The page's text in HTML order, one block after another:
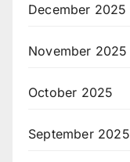
December 2025
November 2025
October 2025
September 2025